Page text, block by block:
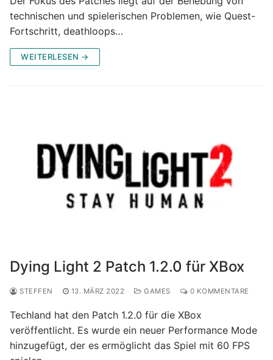
technischen und spielerischen Problemen, wie Quest-
Fortschritt, deathloops…
WEITERLESEN →
Dying Light 2 Patch 1.2.0 für XBox
STEFFEN 13. MÄRZ 2022 GAMES 0 KOMMENTARE
Techland hat den Patch 1.2.0 für die XBox
veröffentlicht. Es wurde ein neuer Performance Mode
hinzugefügt, der es ermöglicht das Spiel mit 60 FPS